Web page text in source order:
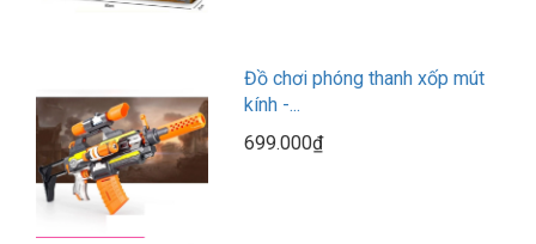
Đồ chơi phóng thanh xốp mút
kính -...
699.000₫